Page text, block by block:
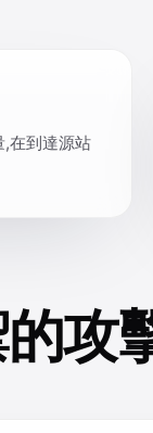
在到達源站
攻